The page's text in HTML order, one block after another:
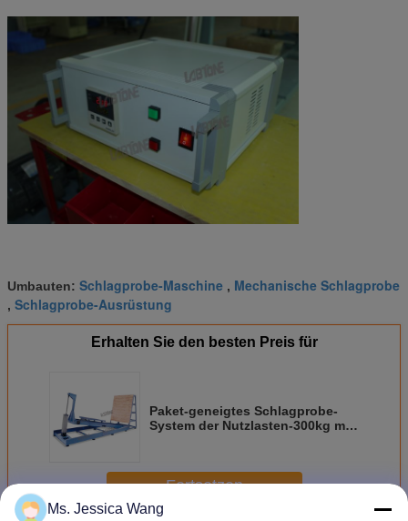
Umbauten: Schlagprobe-Maschine , Mechanische Schlagprobe
, Schlagprobe-Ausrüstung
Erhalten Sie den besten Preis für
Paket-geneigtes Schlagprobe-
System der Nutzlasten-300kg mit
Fortsetzen
Ms. Jessica Wang